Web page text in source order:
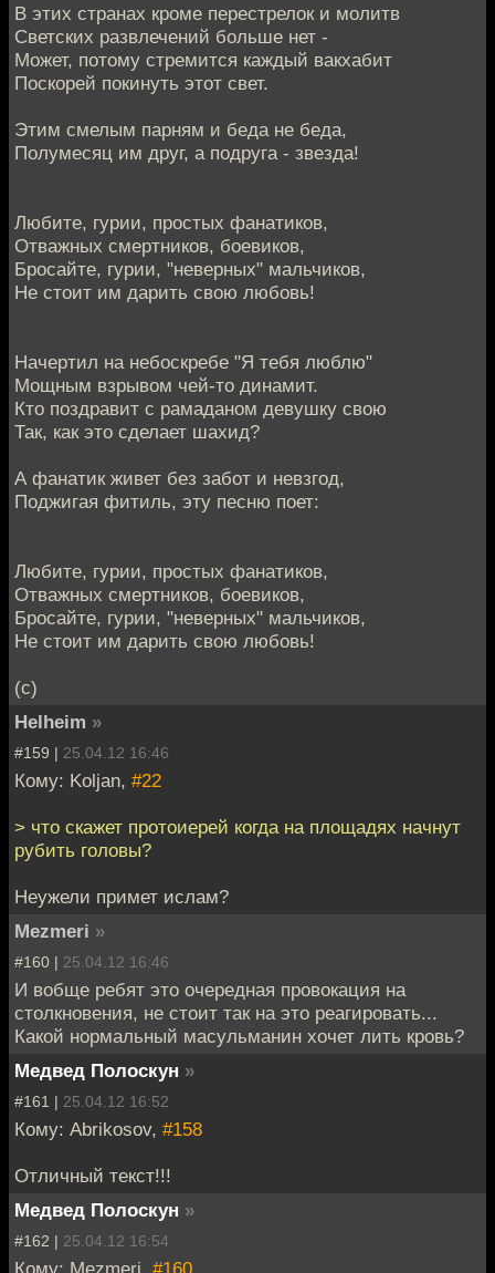
В этих странах кроме перестрелок и молитв
Светских развлечений больше нет -
Может, потому стремится каждый вакхабит
Поскорей покинуть этот свет.
Этим смелым парням и беда не беда,
Полумесяц им друг, а подруга - звезда!
Любите, гурии, простых фанатиков,
Отважных смертников, боевиков,
Бросайте, гурии, "неверных" мальчиков,
Не стоит им дарить свою любовь!
Начертил на небоскребе "Я тебя люблю"
Мощным взрывом чей-то динамит.
Кто поздравит с рамаданом девушку свою
Так, как это сделает шахид?
А фанатик живет без забот и невзгод,
Поджигая фитиль, эту песню поет:
Любите, гурии, простых фанатиков,
Отважных смертников, боевиков,
Бросайте, гурии, "неверных" мальчиков,
Не стоит им дарить свою любовь!
(с)
Helheim »
#159 | 25.04.12 16:46
Кому: Koljan, #22
> что скажет протоиерей когда на площадях начнут
рубить головы?
Неужели примет ислам?
Mezmeri »
#160 | 25.04.12 16:46
И вобще ребят это очередная провокация на
столкновения, не стоит так на это реагировать...
Какой нормальный масульманин хочет лить кровь?
Медвед Полоскун »
#161 | 25.04.12 16:52
Кому: Abrikosov, #158
Отличный текст!!!
Медвед Полоскун »
#162 | 25.04.12 16:54